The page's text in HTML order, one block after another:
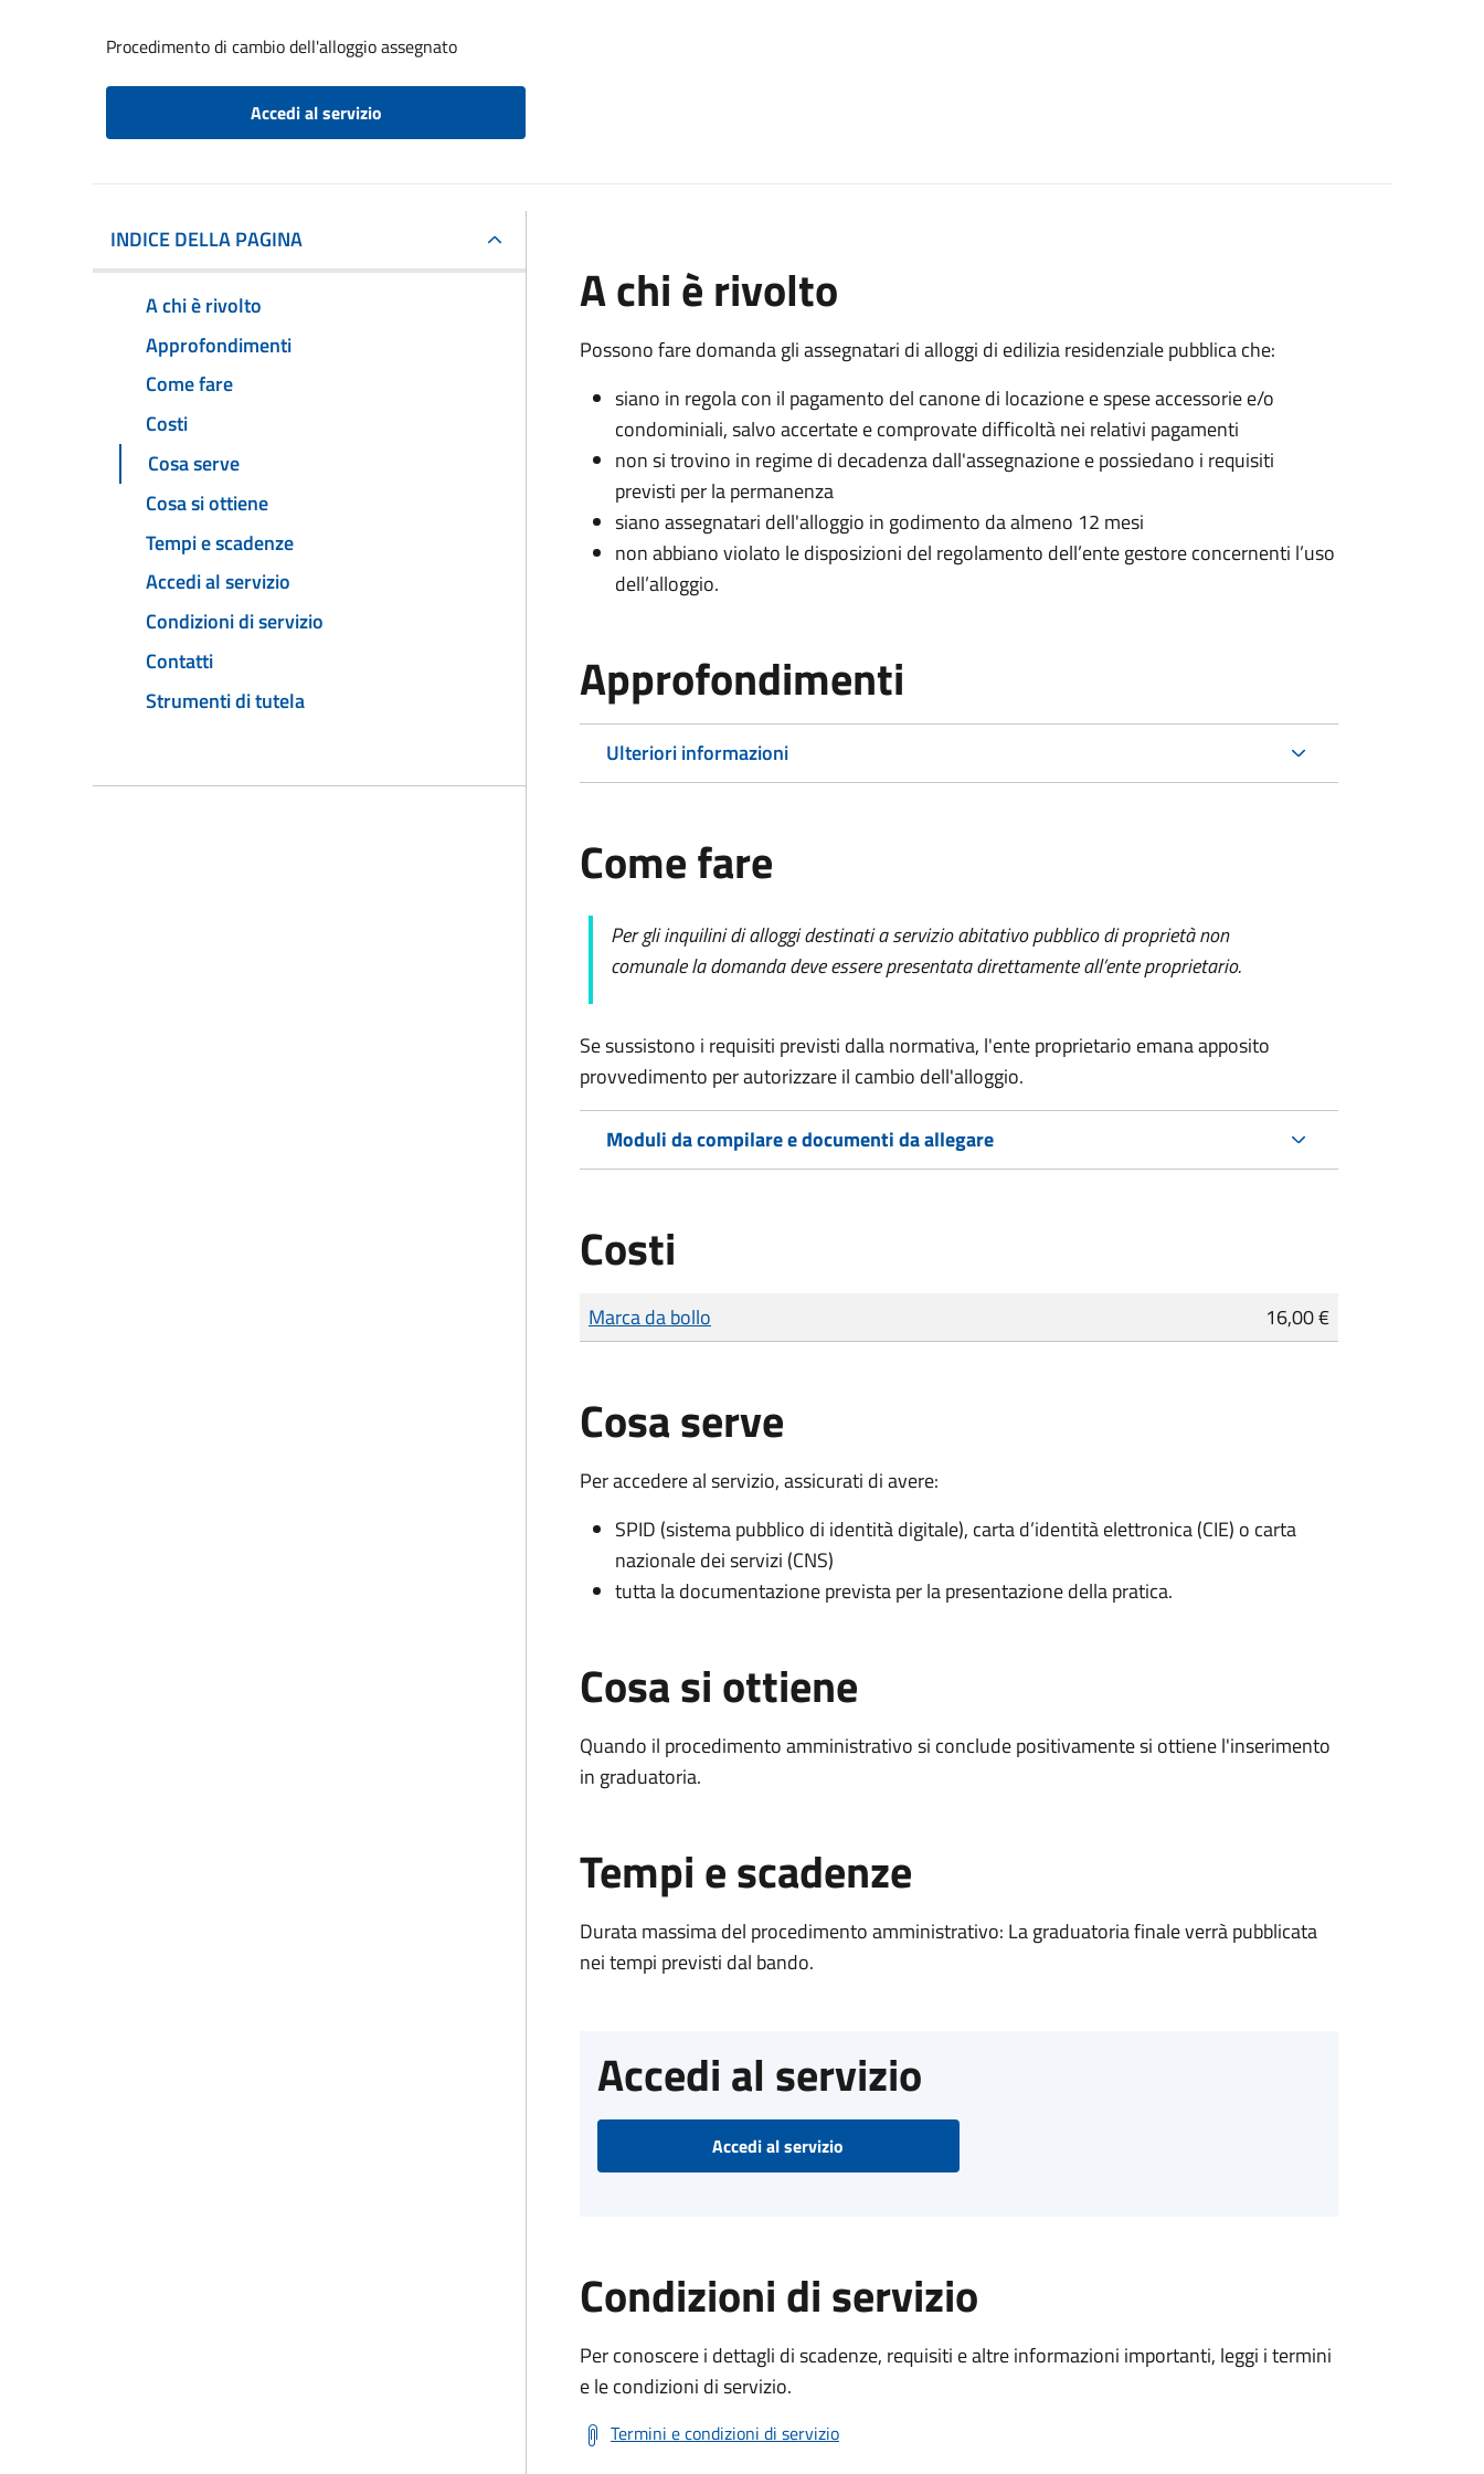
Procedimento di cambio dell'alloggio assegnato
Accedi al servizio
INDICE DELLA PAGINA
A chi è rivolto
Approfondimenti
Come fare
Costi
Cosa serve
Cosa si ottiene
Tempi e scadenze
Accedi al servizio
Condizioni di servizio
Contatti
Strumenti di tutela
A chi è rivolto
Possono fare domanda gli assegnatari di alloggi di edilizia residenziale pubblica che:
siano in regola con il pagamento del canone di locazione e spese accessorie e/o
condominiali, salvo accertate e comprovate difficoltà nei relativi pagamenti
non si trovino in regime di decadenza dall'assegnazione e possiedano i requisiti
previsti per la permanenza
siano assegnatari dell'alloggio in godimento da almeno 12 mesi
non abbiano violato le disposizioni del regolamento dell’ente gestore concernenti l’uso
dell’alloggio.
Approfondimenti
Ulteriori informazioni
Come fare
Per gli inquilini di alloggi destinati a servizio abitativo pubblico di proprietà non
comunale la domanda deve essere presentata direttamente all’ente proprietario.
Se sussistono i requisiti previsti dalla normativa, l'ente proprietario emana apposito
provvedimento per autorizzare il cambio dell'alloggio.
Moduli da compilare e documenti da allegare
Costi
Tipo di pagamento
Importo
Marca da bollo 16,00 €
Cosa serve
Per accedere al servizio, assicurati di avere:
SPID (sistema pubblico di identità digitale), carta d’identità elettronica (CIE) o carta
nazionale dei servizi (CNS)
tutta la documentazione prevista per la presentazione della pratica.
Cosa si ottiene
Quando il procedimento amministrativo si conclude positivamente si ottiene l'inserimento
in graduatoria.
Tempi e scadenze
Durata massima del procedimento amministrativo: La graduatoria finale verrà pubblicata
nei tempi previsti dal bando.
Accedi al servizio
Accedi al servizio
Condizioni di servizio
Per conoscere i dettagli di scadenze, requisiti e altre informazioni importanti, leggi i termini
e le condizioni di servizio.
Termini e condizioni di servizio